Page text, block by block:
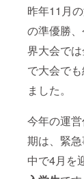
昨年11月
の準優勝
界大会で
で大会で
ました。
今年の運
期は、緊
中で4月を